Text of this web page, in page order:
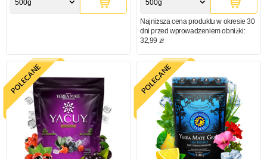
500g 500g
Najniższa cena produktu w okresie 30
dni przed wprowadzeniem obniżki:
32,99 zł